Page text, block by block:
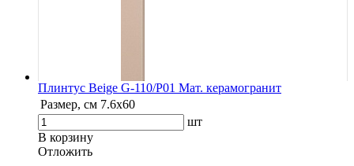
Плинтус Beige G-110/P01 Мат. керамогранит
Размер, см 7.6х60
шт
В корзину
Oтложить